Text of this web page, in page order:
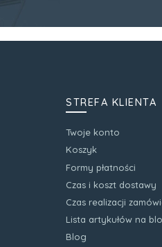
STREFA KLIENTA
Twoje konto
Koszyk
Formy płatności
Czas i koszt dostawy
Czas realizacji
Lista artykułów na
Blog